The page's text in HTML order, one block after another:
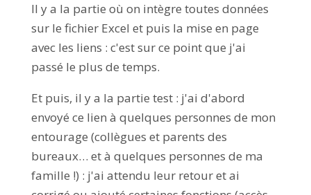
Il y a la partie où on intègre toutes données
sur le fichier Excel et puis la mise en page
avec les liens : c'est sur ce point que j'ai
passé le plus de temps.
Et puis, il y a la partie test : j'ai d'abord
envoyé ce lien à quelques personnes de mon
entourage (collègues et parents des
bureaux… et à quelques personnes de ma
famille !) : j'ai attendu leur retour et ai